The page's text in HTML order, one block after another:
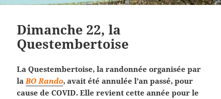
Dimanche 22, la
Questembertoise
La Questembertoise, la randonnée organisée par
laBO Rando, avait été annulée l’an passé, pour
cause de COVID. Elle revient cette année pour le